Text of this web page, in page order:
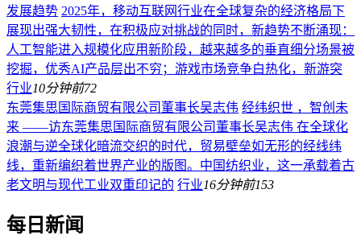
发展趋势 2025年，移动互联网行业在全球复杂的经济格局下
展现出强大韧性，在积极应对挑战的同时，新趋势不断涌现：
人工智能进入规模化应用新阶段，越来越多的垂直细分场景被
挖掘，优秀AI产品层出不穷；游戏市场竞争白热化，新游突
行业10分钟前72
东莞集思国际商贸有限公司董事长吴志伟 经纬织世 ，智创未
来 ——访东莞集思国际商贸有限公司董事长吴志伟 在全球化
浪潮与逆全球化暗流交织的时代，贸易壁垒如无形的经线纬
线，重新编织着世界产业的版图。中国纺织业，这一承载着古
老文明与现代工业双重印记的 行业16分钟前153
每日新闻